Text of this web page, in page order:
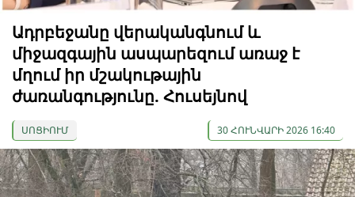
Ադրբեջանը վերականգնում և
միջազգային ասպարեզում առաջ է
մղում իր մշակութային
ժառանգությունը. Հուսեյնով
ՍՈՑԻՈՒՄ 30 ՀՈՒՆՎԱՐԻ 2026 16:40